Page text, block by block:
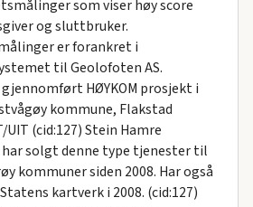
som viser høy score
og sluttbruker.
er forankret i
til Geolofoten AS.
HØYKOM prosjekt i
kommune, Flakstad
(cid:127) Stein Hamre
solgt denne type tjenester til
kommuner siden 2008. Har også
kartverk i 2008. (cid:127)